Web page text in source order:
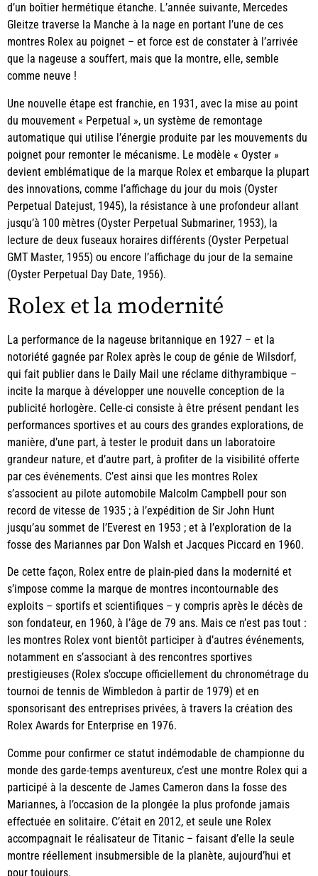
d’un boîtier hermétique étanche. L’année suivante, Mercedes
Gleitze traverse la Manche à la nage en portant l’une de ces
montres Rolex au poignet – et force est de constater à l’arrivée
que la nageuse a souffert, mais que la montre, elle, semble
comme neuve !
Une nouvelle étape est franchie, en 1931, avec la mise au point
du mouvement « Perpetual », un système de remontage
automatique qui utilise l’énergie produite par les mouvements du
poignet pour remonter le mécanisme. Le modèle « Oyster »
devient emblématique de la marque Rolex et embarque la plupart
des innovations, comme l’affichage du jour du mois (Oyster
Perpetual Datejust, 1945), la résistance à une profondeur allant
jusqu’à 100 mètres (Oyster Perpetual Submariner, 1953), la
lecture de deux fuseaux horaires différents (Oyster Perpetual
GMT Master, 1955) ou encore l’affichage du jour de la semaine
(Oyster Perpetual Day Date, 1956).
Rolex et la modernité
La performance de la nageuse britannique en 1927 – et la
notoriété gagnée par Rolex après le coup de génie de Wilsdorf,
qui fait publier dans le Daily Mail une réclame dithyrambique –
incite la marque à développer une nouvelle conception de la
publicité horlogère. Celle-ci consiste à être présent pendant les
performances sportives et au cours des grandes explorations, de
manière, d’une part, à tester le produit dans un laboratoire
grandeur nature, et d’autre part, à profiter de la visibilité offerte
par ces événements. C’est ainsi que les montres Rolex
s’associent au pilote automobile Malcolm Campbell pour son
record de vitesse de 1935 ; à l’expédition de Sir John Hunt
jusqu’au sommet de l’Everest en 1953 ; et à l’exploration de la
fosse des Mariannes par Don Walsh et Jacques Piccard en 1960.
De cette façon, Rolex entre de plain-pied dans la modernité et
s’impose comme la marque de montres incontournable des
exploits – sportifs et scientifiques – y compris après le décès de
son fondateur, en 1960, à l’âge de 79 ans. Mais ce n’est pas tout :
les montres Rolex vont bientôt participer à d’autres événements,
notamment en s’associant à des rencontres sportives
prestigieuses (Rolex s’occupe officiellement du chronométrage du
tournoi de tennis de Wimbledon à partir de 1979) et en
sponsorisant des entreprises privées, à travers la création des
Rolex Awards for Enterprise en 1976.
Comme pour confirmer ce statut indémodable de championne du
monde des garde-temps aventureux, c’est une montre Rolex qui a
participé à la descente de James Cameron dans la fosse des
Mariannes, à l’occasion de la plongée la plus profonde jamais
effectuée en solitaire. C’était en 2012, et seule une Rolex
accompagnait le réalisateur de Titanic – faisant d’elle la seule
montre réellement insubmersible de la planète, aujourd’hui et
pour toujours.